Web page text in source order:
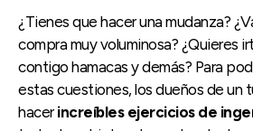
¿Tienes que hacer una mudanza?
compra muy voluminosa? ¿Quieres
contigo hamacas y demás? Para
estas cuestiones, los dueños de un
hacerincreíbles ejercicios de